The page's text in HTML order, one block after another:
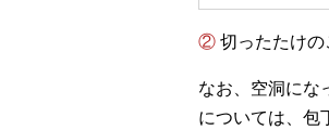
② 切ったたけ
なお、空洞にな
については、包